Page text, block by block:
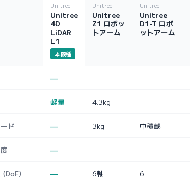
Unitree
Unitree
4D
LiDAR
L1
本機種
Unitree
Unitree
Z1 ロボッ
トアーム
Unitree
Unitree
D1-T ロボ
ットアーム
— — —
軽量 4.3kg —
ド — 3kg 中積載
— — —
(DoF) — 6軸 6